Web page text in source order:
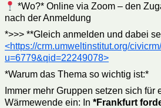
*Wo?* Online via Zoom – den
nach der Anmeldung
*>>> **Gleich anmelden und dabei
<https://crm.umweltinstitut.org/
u=6779&qid=22249078>
*Warum das Thema so wichtig ist:*
Immer mehr Gruppen setzen sich für
Wärmewende ein: In *Frankfurt